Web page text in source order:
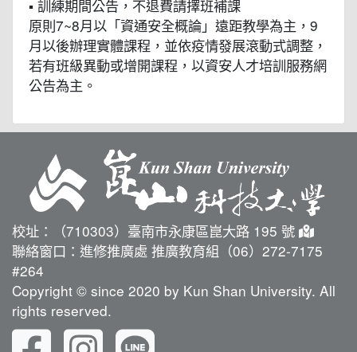
▪ 訓練期間公告，不退費請擇班補課
原則7~8月以「資通安全概論」遠距教學為主，9
月以後辦理實體課程，並依疫情發展滾動式調整，
若有班級異動或增開課程，以資安人才培訓服務網
公告為主。
校址：（710303）臺南市永康區崑大路 195 號
聯絡窗口：進修推廣處 推廣教育組（06）272-7175
#264
Copyright © since 2020 by Kun Shan University. All
rights reserved.